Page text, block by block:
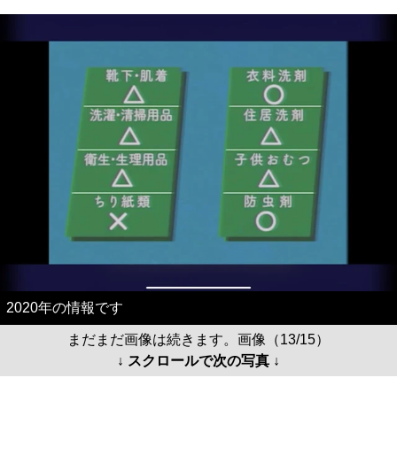
2020年の情報です
まだまだ画像は続きます。画像（13/15）
↓ スクロールで次の写真 ↓